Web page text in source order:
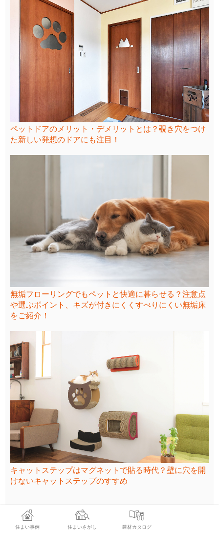
ペットドアのメリット・デメリットとは？覗き穴をつけ
た新しい発想のドアにも注目！
無垢フローリングでもペットと快適に暮らせる？注意点
や選ぶポイント、キズが付きにくくすべりにくい無垢床
をご紹介！
キャットステップはマグネットで貼る時代？壁に穴を開
けないキャットステップのすすめ
住まい事例 住まいさがし 建材カタログ